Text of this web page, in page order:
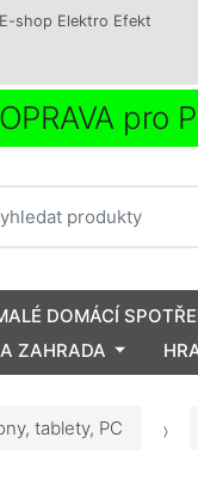
E-shop Elektro Efekt
pro
DOMÁCÍ
ZAHRADA
tablety, PC